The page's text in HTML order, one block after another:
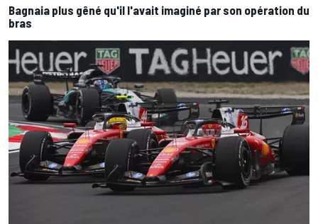
Bagnaia plus gêné qu'il l'avait imaginé par son opération du
bras